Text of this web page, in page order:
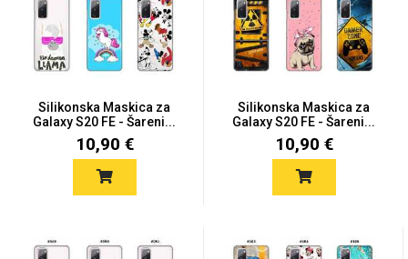
Silikonska Maskica za
Galaxy S20 FE - Šareni...
10,90 €
Silikonska Maskica za
Galaxy S20 FE - Šareni...
10,90 €